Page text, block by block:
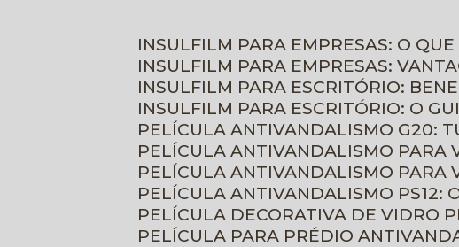
INSULFILM PARA EMPRESAS: O
INSULFILM PARA EMPRESAS:
INSULFILM PARA ESCRITÓRIO:
INSULFILM PARA ESCRITÓRIO: O
PELÍCULA ANTIVANDALISMO G20:
PELÍCULA ANTIVANDALISMO
PELÍCULA ANTIVANDALISMO PARA
PELÍCULA ANTIVANDALISMO PS12:
PELÍCULA DECORATIVA DE VIDRO
PELÍCULA PARA PRÉDIO